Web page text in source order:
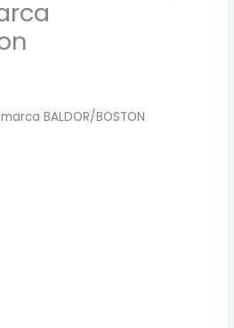
BALDOR/BOSTON